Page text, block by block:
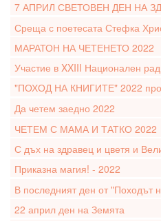
7 АПРИЛ СВЕТОВЕН ДЕН НА
Среща с поетесата Стефка
МАРАТОН НА ЧЕТЕНЕТО 2022
Участие в XXIII Национален
"ПОХОД НА КНИГИТЕ" 2022
Да четем заедно 2022
ЧЕТЕМ С МАМА И ТАТКО 2022
С дъх на здравец и цветя и
Приказна магия! - 2022
В последният ден от "Походът
22 април ден на Земята